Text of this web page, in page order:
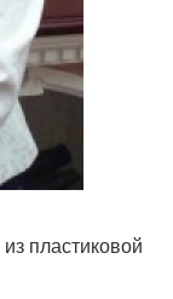
пластиковой